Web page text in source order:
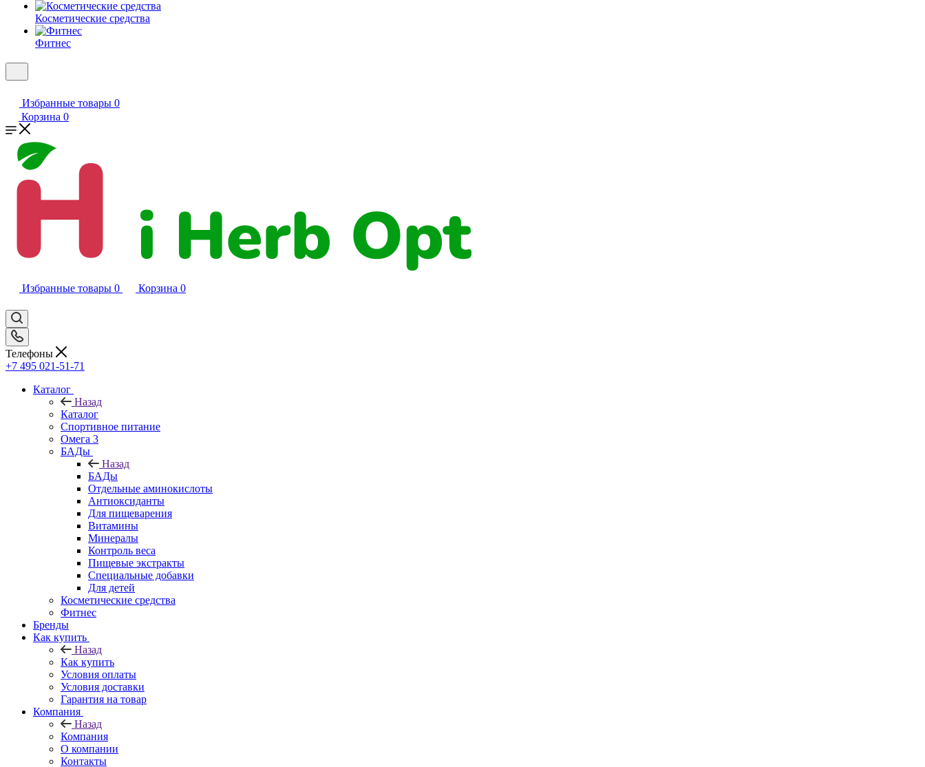
Косметические средства
Фитнес
Избранные товары 0
Корзина 0
Избранные товары 0 Корзина 0
Телефоны
+7 495 021-51-71
Каталог
Назад
Каталог
Спортивное питание
Омега 3
БАДы
Назад
БАДы
Отдельные аминокислоты
Антиоксиданты
Для пищеварения
Витамины
Минералы
Контроль веса
Пищевые экстракты
Специальные добавки
Для детей
Косметические средства
Фитнес
Бренды
Как купить
Назад
Как купить
Условия оплаты
Условия доставки
Гарантия на товар
Компания
Назад
Компания
О компании
Контакты